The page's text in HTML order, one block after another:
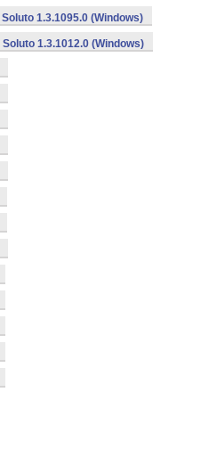
Soluto 1.3.1095.0 (Windows)
Soluto 1.3.1012.0 (Windows)